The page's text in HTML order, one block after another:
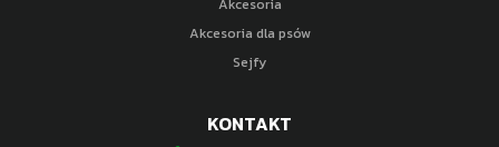
Akcesoria
Akcesoria dla psów
Sejfy
KONTAKT